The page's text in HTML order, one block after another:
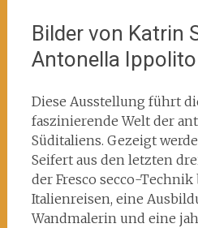
Bilder von Katrin
Antonella Ippolito
Diese Ausstellung führt
faszinierende Welt der
Süditaliens. Gezeigt
Seifert aus den letzten
der Fresco secco-
Italienreisen, eine
Wandmalerin und eine